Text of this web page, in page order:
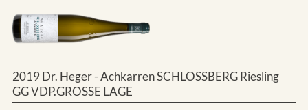
2019 Dr. Heger - Achkarren SCHLOSSBERG Riesling
GG VDP.GROSSE LAGE